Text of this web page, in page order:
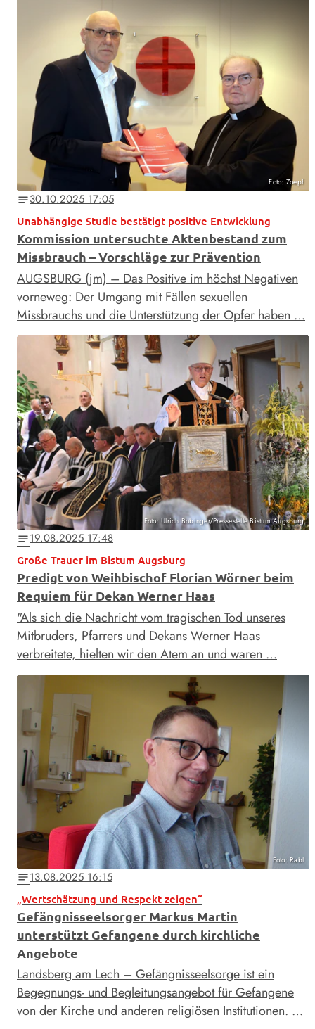
Foto: Zoepf
notes30.10.2025 17:05
Unabhängige Studie bestätigt positive Entwicklung
Kommission untersuchte Aktenbestand zum
Missbrauch – Vorschläge zur Prävention
AUGSBURG (jm) – Das Positive im höchst Negativen
vorneweg: Der Umgang mit Fällen sexuellen
Missbrauchs und die Unterstützung der Opfer haben …
Foto: Ulrich Bobinger/Pressestelle Bistum Augsburg
notes19.08.2025 17:48
Große Trauer im Bistum Augsburg
Predigt von Weihbischof Florian Wörner beim
Requiem für Dekan Werner Haas
"Als sich die Nachricht vom tragischen Tod unseres
Mitbruders, Pfarrers und Dekans Werner Haas
verbreitete, hielten wir den Atem an und waren …
Foto: Rabl
notes13.08.2025 16:15
„Wertschätzung und Respekt zeigen“
Gefängnisseelsorger Markus Martin
unterstützt Gefangene durch kirchliche
Angebote
Landsberg am Lech – Gefängnisseelsorge ist ein
Begegnungs- und Begleitungsangebot für Gefangene
von der Kirche und anderen religiösen Institutionen. …